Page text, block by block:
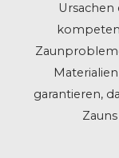
garantieren,